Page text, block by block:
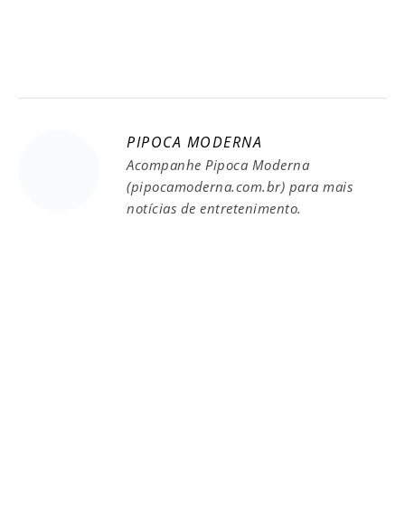
PIPOCA MODERNA
Acompanhe Pipoca Moderna
(pipocamoderna.com.br) para mais
notícias de entretenimento.